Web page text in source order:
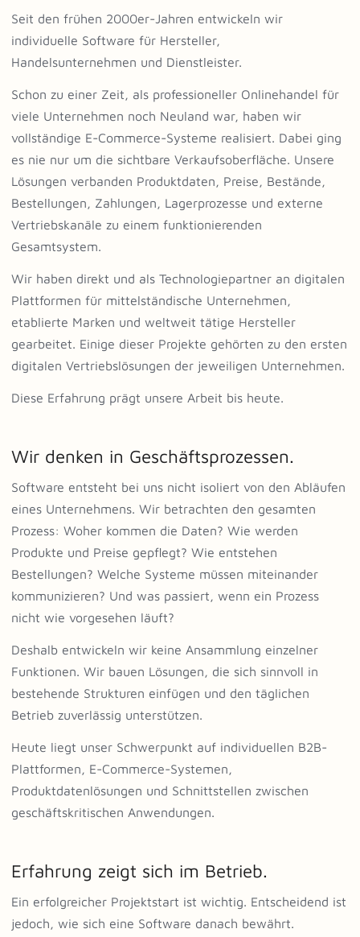
Seit den frühen 2000er-Jahren entwickeln wir
individuelle Software für Hersteller,
Handelsunternehmen und Dienstleister.
Schon zu einer Zeit, als professioneller Onlinehandel für
viele Unternehmen noch Neuland war, haben wir
vollständige E-Commerce-Systeme realisiert. Dabei ging
es nie nur um die sichtbare Verkaufsoberfläche. Unsere
Lösungen verbanden Produktdaten, Preise, Bestände,
Bestellungen, Zahlungen, Lagerprozesse und externe
Vertriebskanäle zu einem funktionierenden
Gesamtsystem.
Wir haben direkt und als Technologiepartner an digitalen
Plattformen für mittelständische Unternehmen,
etablierte Marken und weltweit tätige Hersteller
gearbeitet. Einige dieser Projekte gehörten zu den ersten
digitalen Vertriebslösungen der jeweiligen Unternehmen.
Diese Erfahrung prägt unsere Arbeit bis heute.
Wir denken in Geschäftsprozessen.
Software entsteht bei uns nicht isoliert von den Abläufen
eines Unternehmens. Wir betrachten den gesamten
Prozess: Woher kommen die Daten? Wie werden
Produkte und Preise gepflegt? Wie entstehen
Bestellungen? Welche Systeme müssen miteinander
kommunizieren? Und was passiert, wenn ein Prozess
nicht wie vorgesehen läuft?
Deshalb entwickeln wir keine Ansammlung einzelner
Funktionen. Wir bauen Lösungen, die sich sinnvoll in
bestehende Strukturen einfügen und den täglichen
Betrieb zuverlässig unterstützen.
Heute liegt unser Schwerpunkt auf individuellen B2B-
Plattformen, E-Commerce-Systemen,
Produktdatenlösungen und Schnittstellen zwischen
geschäftskritischen Anwendungen.
Erfahrung zeigt sich im Betrieb.
Ein erfolgreicher Projektstart ist wichtig. Entscheidend ist
jedoch, wie sich eine Software danach bewährt.